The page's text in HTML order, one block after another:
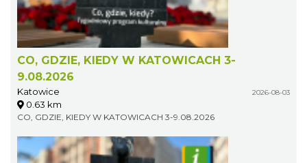
CO, GDZIE, KIEDY W KATOWICACH 3-
9.08.2026
Katowice 2026-08-03
0.63 km
CO, GDZIE, KIEDY W KATOWICACH 3-9.08.2026